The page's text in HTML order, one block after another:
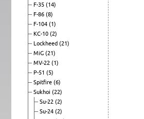
F-35 (14)
F-86 (8)
F-104 (1)
KC-10 (2)
Lockheed (21)
MiG (21)
MV-22 (1)
P-51 (5)
Spitfire (6)
Sukhoi (22)
Su-22 (2)
Su-24 (2)